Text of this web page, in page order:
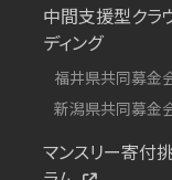
中間支援型クラ
ディング
福井県共同募金
新潟県共同募金
マンスリー寄付